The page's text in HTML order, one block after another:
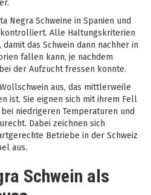
Negra Schweine in Spanien und
Alle Haltungskriterien
das Schwein dann nachher in
fallen kann, je nachdem
der Aufzucht fressen konnte.
aus, das mittlerweile
ist. Sie eignen sich mit ihrem Fell
niedrigeren Temperaturen und
Dabei zeichnen sich
Betriebe in der Schweiz
aus.
Schwein als